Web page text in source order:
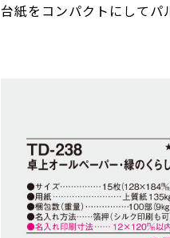
台紙をコンパクトにして